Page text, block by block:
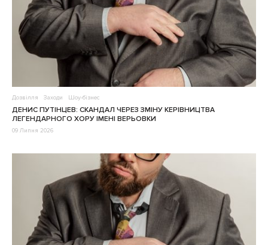
Дозвілля Заходи Шоу-бізнес
ДЕНИС ПУТІНЦЕВ: СКАНДАЛ ЧЕРЕЗ ЗМІНУ КЕРІВНИЦТВА
ЛЕГЕНДАРНОГО ХОРУ ІМЕНІ ВЕРЬОВКИ
09 Липня 2026